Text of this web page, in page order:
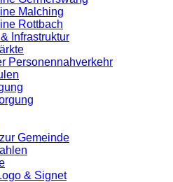
Malching
Rottbach
Infrastruktur
Personennahverkehr
Gemeinde
& Signet